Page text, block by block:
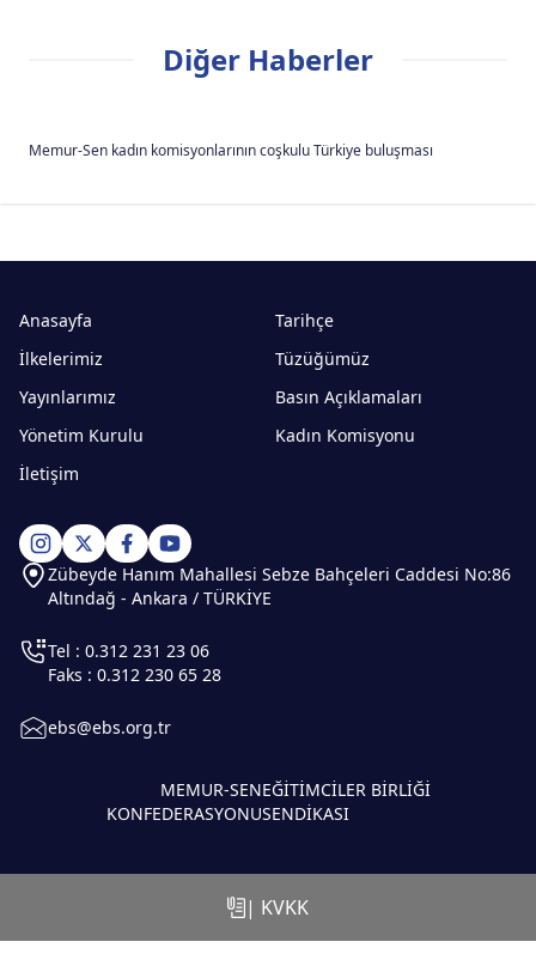
Diğer Haberler
Memur-Sen kadın komisyonlarının coşkulu Türkiye buluşması
Anasayfa
Tarihçe
İlkelerimiz
Tüzüğümüz
Yayınlarımız
Basın Açıklamaları
Yönetim Kurulu
Kadın Komisyonu
İletişim
MEMUR-SEN
KONFEDERASYONU
EĞİTİMCİLER BİRLİĞİ
SENDİKASI
Zübeyde Hanım Mahallesi Sebze Bahçeleri Caddesi No:86
Altındağ - Ankara / TÜRKİYE
Tel : 0.312 231 23 06
Faks : 0.312 230 65 28
ebs@ebs.org.tr
| KVKK